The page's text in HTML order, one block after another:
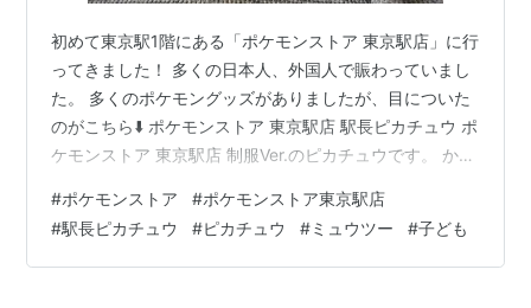
初めて東京駅1階にある「ポケモンストア 東京駅店」に行
ってきました！ 多くの日本人、外国人で賑わっていまし
た。 多くのポケモングッズがありましたが、目についた
のがこちら⬇️ ポケモンストア 東京駅店 駅長ピカチュウ ポ
ケモンストア 東京駅店 制服Ver.のピカチュウです。 かわ
す。 長めのチェーンでぶら下げられます。 ミュウツー
最近、ミュウツーが好きな息子には、ミュウツーのぬい
ぐるみを購入しました。 本当はもう少し小さめなぬいぐ
#ポケモンストア #ポケモンストア東京駅店
#駅長ピカチュウ #ピカチュウ #ミュウツー #子ども